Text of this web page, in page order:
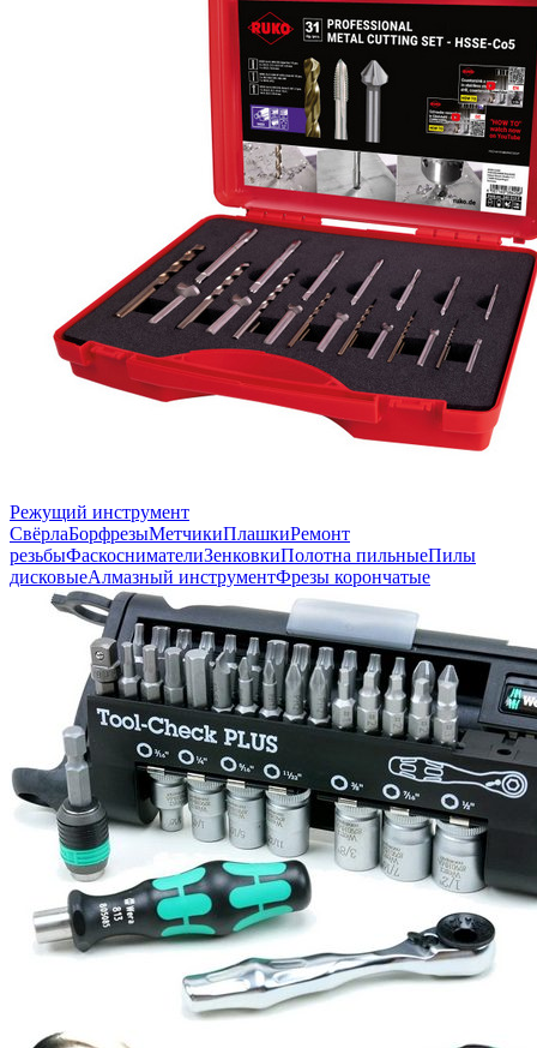
Режущий инструмент
СвёрлаБорфрезыМетчикиПлашкиРемонт
резьбыФаскоснимателиЗенковкиПолотна пильныеПилы
дисковыеАлмазный инструментФрезы корончатые